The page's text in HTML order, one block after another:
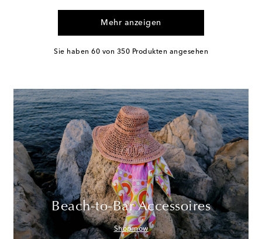
Mehr anzeigen
Sie haben 60 von 350 Produkten angesehen
Beach-to-Bar Accessoires
Shop now